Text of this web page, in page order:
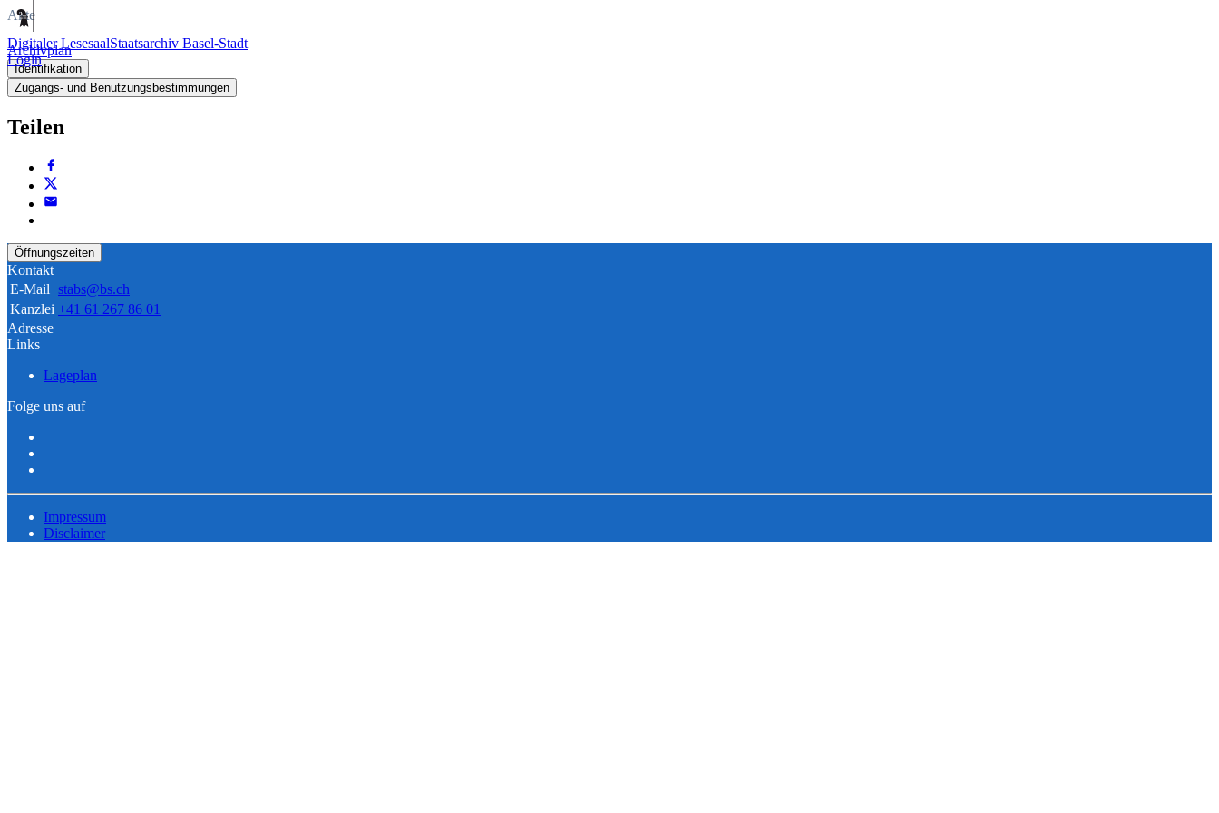
Digitaler LesesaalStaatsarchiv Basel-Stadt
Login
Akte
Archivplan
Identifikation
Zugangs- und Benutzungsbestimmungen
Teilen
Öffnungszeiten
Kontakt
E-Mail stabs@bs.ch
Kanzlei +41 61 267 86 01
Adresse
Links
Lageplan
Folge uns auf
Impressum
Disclaimer